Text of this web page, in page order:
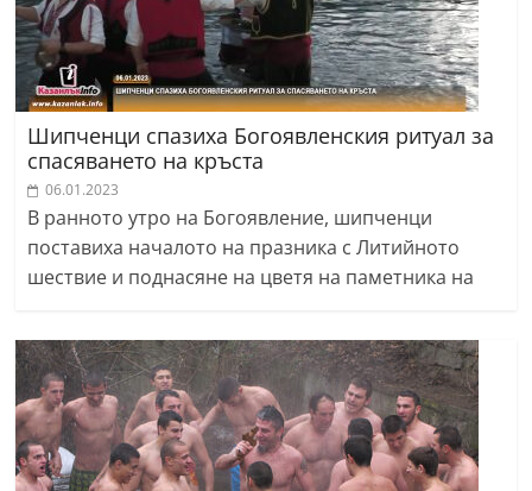
Шипченци спазиха Богоявленския ритуал за
спасяването на кръста
06.01.2023
В ранното утро на Богоявление, шипченци
поставиха началото на празника с Литийното
шествие и поднасяне на цветя на паметника на